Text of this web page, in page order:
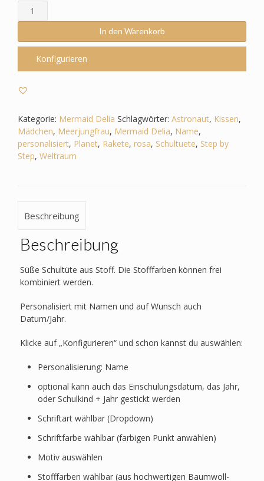
Schultüte
passend
Step
Step
Mermaid
–
Weltall
-
Rakete
Menge
In den Warenkorb
Konfigurieren
Kategorie: Mermaid Delia Schlagwörter: Astronaut, Kissen,
Mädchen, Meerjungfrau, Mermaid Delia, Name,
personalisiert, Planet, Rakete, rosa, Schultuete, Step by
Step, Weltraum
Beschreibung
Beschreibung
Süße Schultüte aus Stoff. Die Stofffarben können frei
kombiniert werden.
Personalisiert mit Namen und auf Wunsch auch
Datum/Jahr.
Klicke auf „Konfigurieren“ und schon kannst du auswählen:
Personalisierung: Name
optional kann auch das Einschulungsdatum, das Jahr,
oder Schulkind + Jahr gestickt werden
Schriftart wählbar (Dropdown)
Schriftfarbe wählbar (farbigen Punkt anwählen)
Motiv auswählen
Stofffarben wählbar (aus hochwertigen Baumwoll-